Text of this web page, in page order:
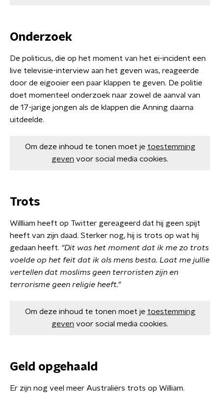
Onderzoek
De politicus, die op het moment van het ei-incident een
live televisie-interview aan het geven was, reageerde
door de eigooier een paar klappen te geven. De politie
doet momenteel onderzoek naar zowel de aanval van
de 17-jarige jongen als de klappen die Anning daarna
uitdeelde.
Om deze inhoud te tonen moet je toestemming
geven voor social media cookies.
Trots
Willliam heeft op Twitter gereageerd dat hij geen spijt
heeft van zijn daad. Sterker nog, hij is trots op wat hij
gedaan heeft. "Dit was het moment dat ik me zo trots
voelde op het feit dat ik als mens besta. Laat me jullie
vertellen dat moslims geen terroristen zijn en
terrorisme geen religie heeft."
Om deze inhoud te tonen moet je toestemming
geven voor social media cookies.
Geld opgehaald
Er zijn nog veel meer Australiërs trots op William.